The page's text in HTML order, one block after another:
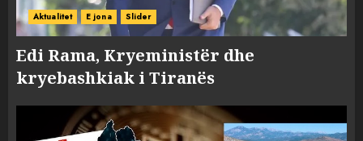
Aktualitet E jona Slider
Edi Rama, Kryeministër dhe
kryebashkiak i Tiranës